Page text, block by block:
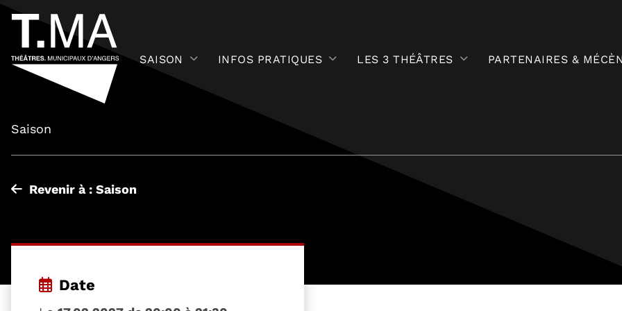
SAISON INFOS PRATIQUES LES 3 THÉÂTRES PARTENAIRES &
Saison
Revenir à : Saison
Date